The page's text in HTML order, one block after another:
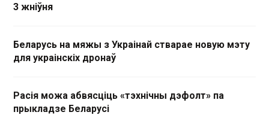
3 жніўня
Беларусь на мяжы з Украінай стварае новую мэту
для украінскіх дронаў
Расія можа абвясціць «тэхнічны дэфолт» па
прыкладзе Беларусі